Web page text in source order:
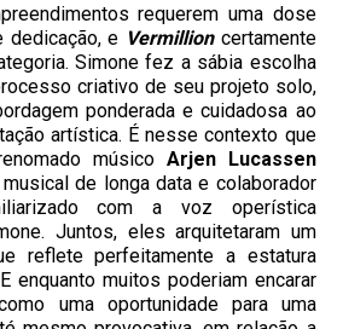
requerem uma dose
dedicação, e Vermillioncertamente
Simone fez a sábia escolha
criativo de seu projeto solo,
ponderada e cuidadosa ao
artística. É nesse contexto que
músico Arjen Lucassen
de longa data e colaborador
com a voz operística
Juntos, eles arquitetaram um
reflete perfeitamente a estatura
enquanto muitos poderiam encarar
uma oportunidade para uma